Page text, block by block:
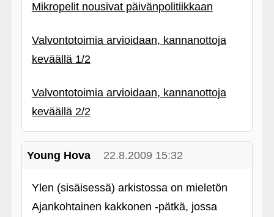
Mikropelit nousivat päivänpolitiikkaan
Valvontotoimia arvioidaan, kannanottoja
keväällä 1/2
Valvontotoimia arvioidaan, kannanottoja
keväällä 2/2
Young Hova 22.8.2009 15:32
Ylen (sisäisessä) arkistossa on mieletön
Ajankohtainen kakkonen ‑pätkä, jossa